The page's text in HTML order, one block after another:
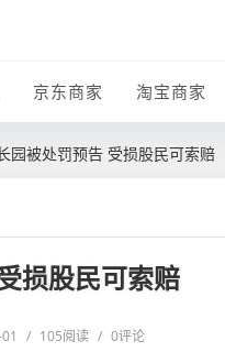
京东商家 淘宝商家
园被处罚预告 受损股民可索赔
损股民可索赔
/ 105阅读 / 0评论